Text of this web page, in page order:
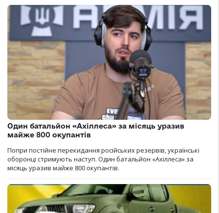
Один батальйон «Ахіллеса» за місяць уразив
майже 800 окупантів
Попри постійне перекидання російських резервів, українські
оборонці стримують наступ. Один батальйон «Ахіллеса» за
місяць уразив майже 800 окупантів.